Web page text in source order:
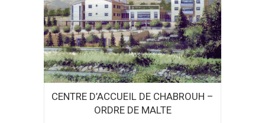
CENTRE D’ACCUEIL DE CHABROUH –
ORDRE DE MALTE